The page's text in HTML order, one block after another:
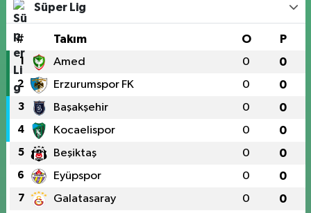
Süper Lig
# Takım O P
1 Amed 0 0
2 Erzurumspor FK 0 0
3 Başakşehir 0 0
4 Kocaelispor 0 0
5 Beşiktaş 0 0
6 Eyüpspor 0 0
7 Galatasaray 0 0